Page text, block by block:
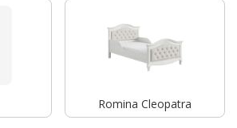
Romina Cleopatra